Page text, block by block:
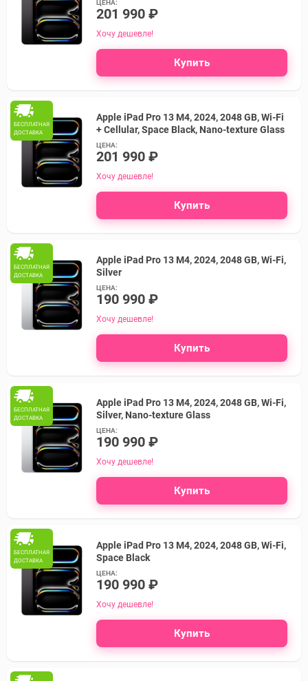
ЦЕНА:
201 990 ₽
Хочу дешевле!
Купить
БЕСПЛАТНАЯ
ДОСТАВКА
Apple iPad Pro 13 M4, 2024, 2048 GB, Wi-Fi
+ Cellular, Space Black, Nano-texture Glass
ЦЕНА:
201 990 ₽
Хочу дешевле!
Купить
БЕСПЛАТНАЯ
ДОСТАВКА
Apple iPad Pro 13 M4, 2024, 2048 GB, Wi-Fi,
Silver
ЦЕНА:
190 990 ₽
Хочу дешевле!
Купить
БЕСПЛАТНАЯ
ДОСТАВКА
Apple iPad Pro 13 M4, 2024, 2048 GB, Wi-Fi,
Silver, Nano-texture Glass
ЦЕНА:
190 990 ₽
Хочу дешевле!
Купить
БЕСПЛАТНАЯ
ДОСТАВКА
Apple iPad Pro 13 M4, 2024, 2048 GB, Wi-Fi,
Space Black
ЦЕНА:
190 990 ₽
Хочу дешевле!
Купить